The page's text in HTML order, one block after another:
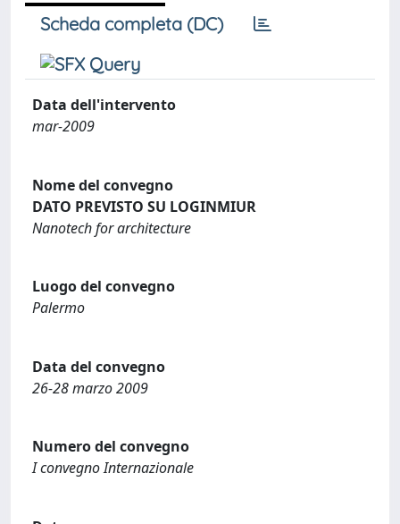
Scheda completa (DC)
Data dell'intervento
mar-2009
Nome del convegno
DATO PREVISTO SU LOGINMIUR
Nanotech for architecture
Luogo del convegno
Palermo
Data del convegno
26-28 marzo 2009
Numero del convegno
I convegno Internazionale